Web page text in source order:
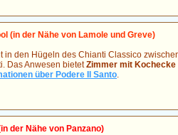
(in der Nähe von Lamole und Greve)
in den Hügeln des Chianti Classico
Das Anwesen bietetZimmer mit Kochecke
über Podere Il Santo.
der Nähe von Panzano)